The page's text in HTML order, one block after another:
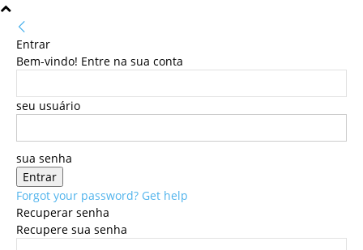
Entrar
Bem-vindo! Entre na sua conta
seu usuário
sua senha
Forgot your password? Get help
Recuperar senha
Recupere sua senha